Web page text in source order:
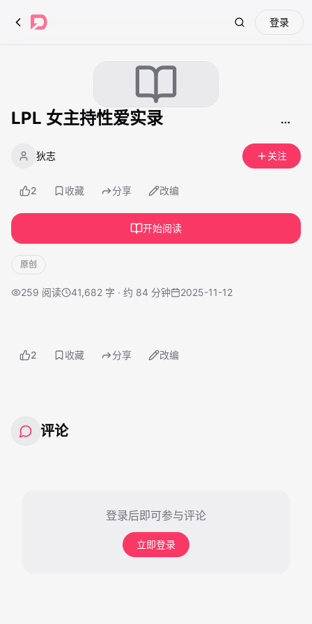
Search登录
LPL 女主持性爱实录
狄志 关注
2 收藏 分享 改编
开始阅读
原创
259 阅读 41,682 字 · 约 84 分钟 2025-11-12
2 收藏 分享 改编
评论
登录后即可参与评论
立即登录